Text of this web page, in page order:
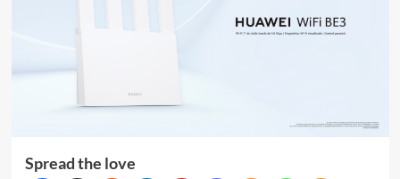
Spread the love